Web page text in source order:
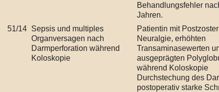
Behandlungsfehler
Jahren.
51/14 Sepsis und multiples
Organversagen nach
Darmperforation während
Koloskopie
Patientin mit
Neuralgie, erhöhten
Transaminasewerten
ausgeprägten
während Koloskopie
Durchstechung des
postoperativ starke